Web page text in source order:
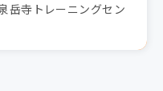
岳寺トレーニングセン